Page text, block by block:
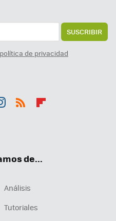
SUSCRIBIR
política de privacidad
de...
Análisis
Tutoriales